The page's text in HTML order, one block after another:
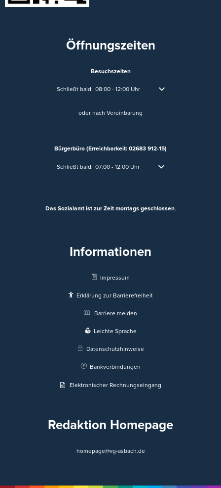
Öffnungszeiten
Besuchszeiten
Klicken, um weitere Öffnungs- oder Schließzeiten
Schließt bald: 08:00- 12:00Uhr Von 08:00 bis 12:00 Uhr
oder nach Vereinbarung
Bürgerbüro (Erreichbarkeit: 02683 912-15)
Klicken, um weitere Öffnungs- oder Schließzeiten
Schließt bald: 07:00 - 12:00 Uhr Von 07:00 bis 12:00 Uhr
Das Sozialamt ist zur Zeit montags geschlossen.
Informationen
Impressum
Erklärung zur Barrierefreiheit
Barriere melden
Leichte Sprache
Datenschutzhinweise
Bankverbindungen
Elektronischer Rechnungseingang
Redaktion Homepage
homepage@vg-asbach.de